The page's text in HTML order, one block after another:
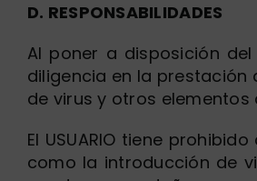
D. RESPONSABILIDADES
Al poner a disposición
diligencia en la prestación
de virus y otros elementos
El USUARIO tiene
como la introducción de